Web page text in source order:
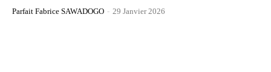
Parfait Fabrice SAWADOGO - 29 Janvier 2026